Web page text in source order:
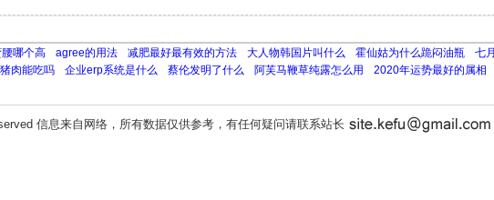
哪个高 agree的用法 减肥最好最有效的方法 大人物韩国片叫什么 霍仙姑为什么跪闷油瓶 七
肉能吃吗 企业erp系统是什么 蔡伦发明了什么 阿芙马鞭草纯露怎么用 2020年运势最好的属相
信息来自网络，所有数据仅供参考，有任何疑问请联系站长